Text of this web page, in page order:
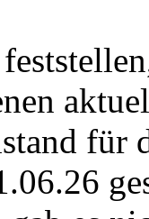
für